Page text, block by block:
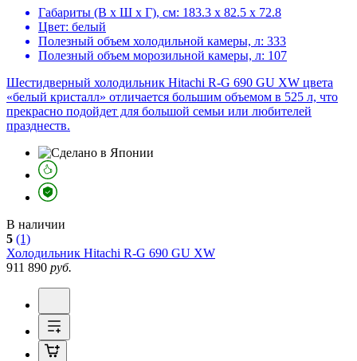
Габариты (В х Ш х Г), см: 183.3 х 82.5 х 72.8
Цвет: белый
Полезный объем холодильной камеры, л: 333
Полезный объем морозильной камеры, л: 107
Шестидверный холодильник Hitachi R-G 690 GU XW цвета
«белый кристалл» отличается большим объемом в 525 л, что
прекрасно подойдет для большой семьи или любителей
празднеств.
В наличии
5 (1)
Холодильник Hitachi R-G 690 GU XW
911 890 руб.